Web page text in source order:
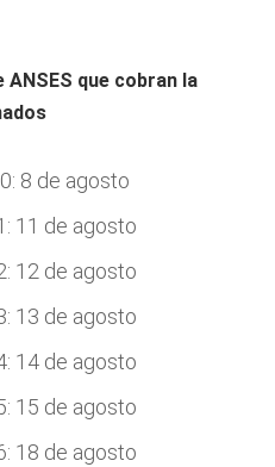
que cobran la
8 de agosto
11 de agosto
12 de agosto
13 de agosto
14 de agosto
15 de agosto
18 de agosto